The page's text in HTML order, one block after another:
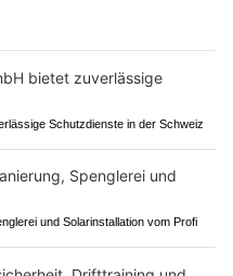
Schutzdienste in der Schweiz
und Solarinstallation vom Profi